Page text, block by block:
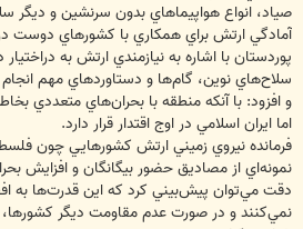
صياد، انواع هواپيماهاي بدون سرنشين و ديگر
آمادگي ارتش براي همكاري با كشورهاي دوست در
پوردستان با اشاره به نيازمندي ارتش به
سلاح‌هاي نوين، گام‌ها و دستاوردهاي مهم انجام
و افزود: با آنكه منطقه با بحران‌هاي متعددي
اما ايران اسلامي در اوج اقتدار قرار دارد.
فرمانده نيروي زميني ارتش كشورهايي چون
نمونه‌اي از مصاديق حضور بيگانگان و افزايش
دقت مي‌توان پيش‌بيني كرد كه اين قدرت‌ها به
نمي‌كنند و در صورت عدم مقاومت ديگر كشورها،